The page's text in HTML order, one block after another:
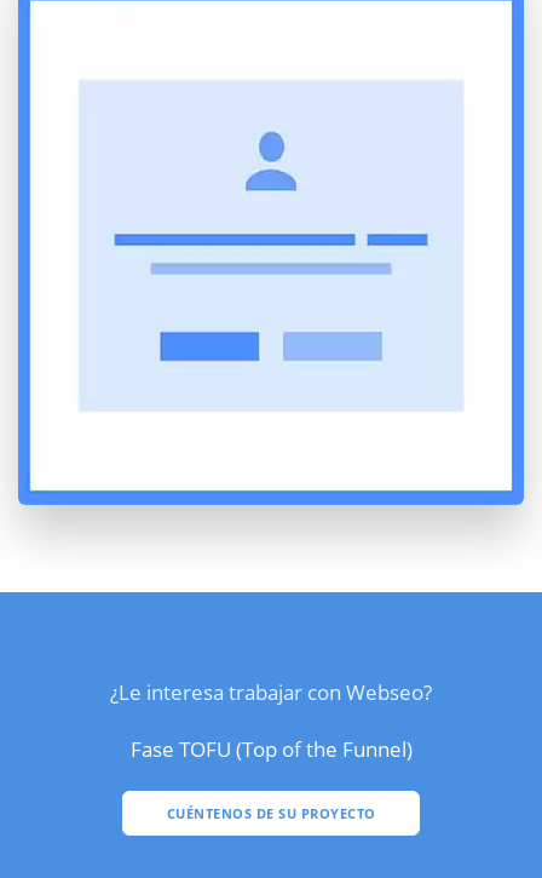
¿Le interesa trabajar con Webseo?
Fase TOFU (Top of the Funnel)
CUÉNTENOS DE SU PROYECTO